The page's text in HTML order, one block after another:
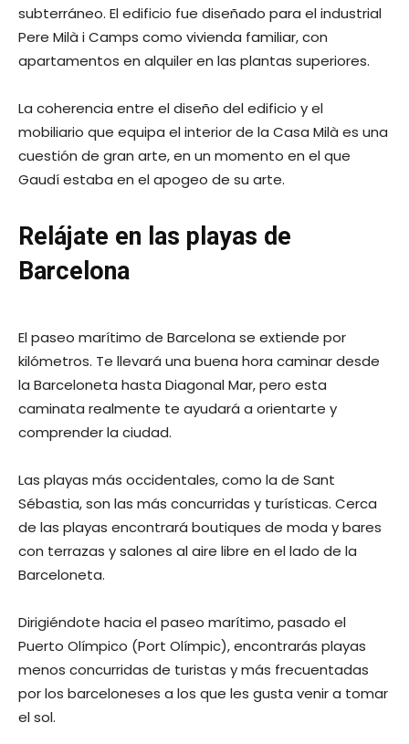
subterráneo. El edificio fue diseñado para el industrial
Pere Milà i Camps como vivienda familiar, con
apartamentos en alquiler en las plantas superiores.
La coherencia entre el diseño del edificio y el
mobiliario que equipa el interior de la Casa Milà es una
cuestión de gran arte, en un momento en el que
Gaudí estaba en el apogeo de su arte.
Relájate en las playas de
Barcelona
El paseo marítimo de Barcelona se extiende por
kilómetros. Te llevará una buena hora caminar desde
la Barceloneta hasta Diagonal Mar, pero esta
caminata realmente te ayudará a orientarte y
comprender la ciudad.
Las playas más occidentales, como la de Sant
Sébastia, son las más concurridas y turísticas. Cerca
de las playas encontrará boutiques de moda y bares
con terrazas y salones al aire libre en el lado de la
Barceloneta.
Dirigiéndote hacia el paseo marítimo, pasado el
Puerto Olímpico (Port Olímpic), encontrarás playas
menos concurridas de turistas y más frecuentadas
por los barceloneses a los que les gusta venir a tomar
el sol.